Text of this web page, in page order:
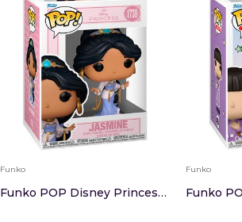
Funko
Funko POP Disney Princesas Jasmine
Funko